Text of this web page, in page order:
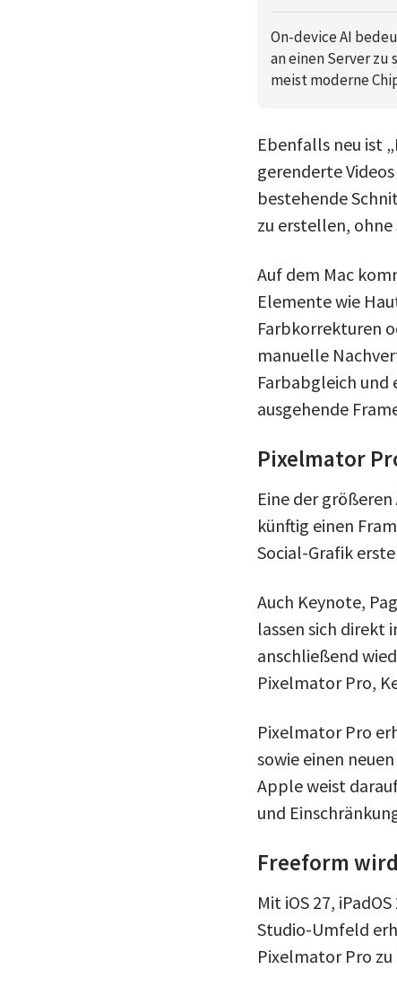
On-device AI
an einen Server
meist moderne
Ebenfalls neu ist
gerenderte
bestehende
zu erstellen,
Auf dem Mac
Elemente wie
Farbkorrekturen
manuelle
Farbabgleich und
ausgehende
Pixelmator
Eine der
künftig einen
Social-Grafik
Auch Keynote,
lassen sich direkt
anschließend
Pixelmator Pro,
Pixelmator Pro
sowie einen
Apple weist
und
Freeform
Mit iOS 27,
Studio-Umfeld
Pixelmator Pro